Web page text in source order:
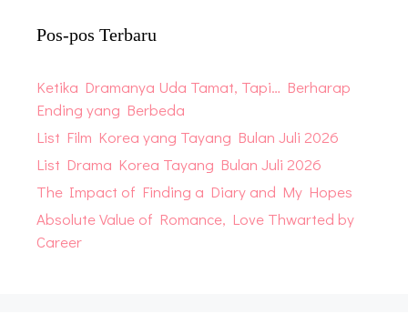
Pos-pos Terbaru
Ketika Dramanya Uda Tamat, Tapi… Berharap
Ending yang Berbeda
List Film Korea yang Tayang Bulan Juli 2026
List Drama Korea Tayang Bulan Juli 2026
The Impact of Finding a Diary and My Hopes
Absolute Value of Romance, Love Thwarted by
Career